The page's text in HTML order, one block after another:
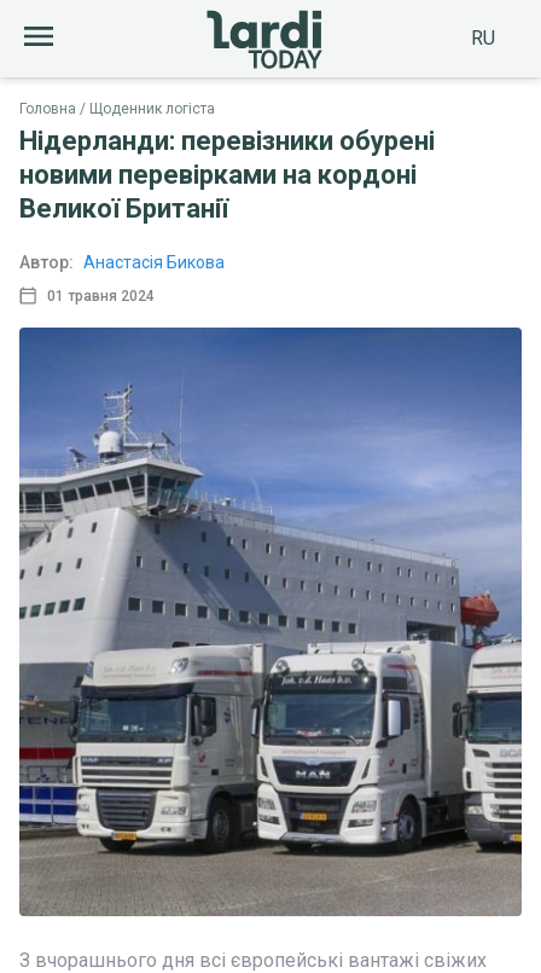
RU
Головна Щоденник логіста
Нідерланди: перевізники обурені
новими перевірками на кордоні
Великої Британії
01 травня 2024
Автор: Анастасія Бикова
З вчорашнього дня всі європейські вантажі свіжих